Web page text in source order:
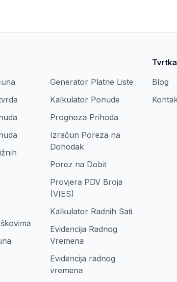
Generator Platne Liste
Kalkulator Ponude
Prognoza Prihoda
Izračun Poreza na
Dohodak
Porez na Dobit
Provjera PDV Broja
(VIES)
Kalkulator Radnih Sati
Evidencija Radnog
Vremena
Evidencija radnog
vremena
Tvrtka
Blog